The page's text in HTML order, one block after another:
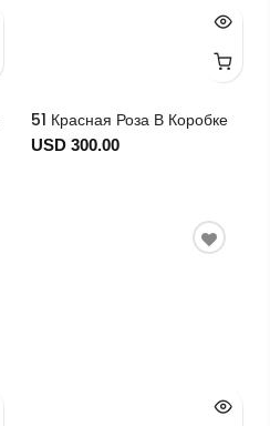
51 Красная Роза В Коробке
USD 300.00